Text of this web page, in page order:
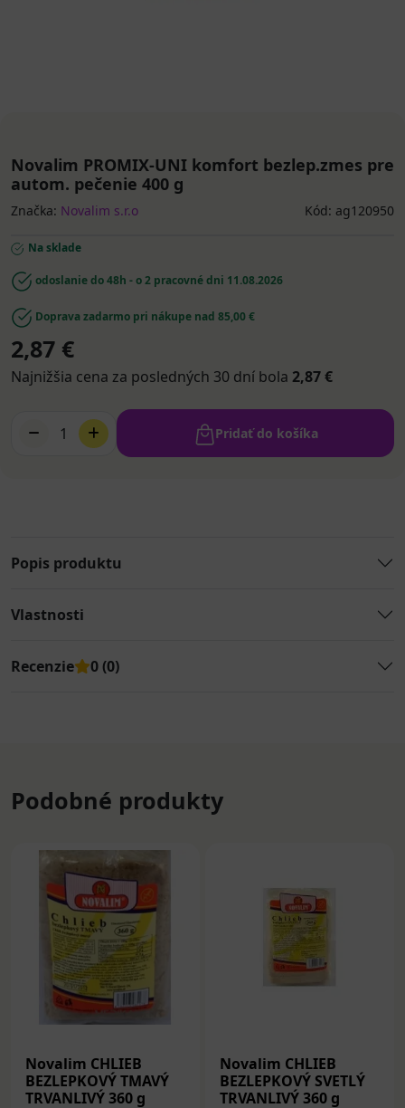
Novalim PROMIX-UNI komfort bezlep.zmes pre
autom. pečenie 400 g
Značka: Novalim s.r.o Kód: ag120950
Na sklade
odoslanie do 48h - o 2 pracovné dni 11.08.2026
Doprava zadarmo pri nákupe nad 85,00 €
2,87 €
Najnižšia cena za posledných 30 dní bola 2,87 €
1 Pridať do košíka
Popis produktu
Vlastnosti
Recenzie 0 (0)
Podobné produkty
Novalim CHLIEB
BEZLEPKOVÝ TMAVÝ
TRVANLIVÝ 360 g
Novalim CHLIEB
BEZLEPKOVÝ SVETLÝ
TRVANLIVÝ 360 g